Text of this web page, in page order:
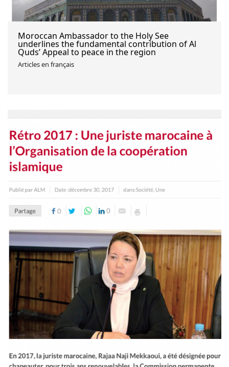
Moroccan Ambassador to the Holy See
underlines the fundamental contribution of Al
Quds’ Appeal to peace in the region
Articles en français